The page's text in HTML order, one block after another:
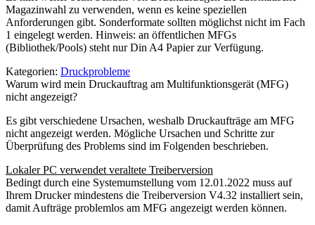
Magazinwahl zu verwenden, wenn es keine speziellen
Anforderungen gibt. Sonderformate sollten möglichst nicht im Fach
1 eingelegt werden. Hinweis: an öffentlichen MFGs
(Bibliothek/Pools) steht nur Din A4 Papier zur Verfügung.
Kategorien: Druckprobleme
Warum wird mein Druckauftrag am Multifunktionsgerät (MFG)
nicht angezeigt?
Es gibt verschiedene Ursachen, weshalb Druckaufträge am MFG
nicht angezeigt werden. Mögliche Ursachen und Schritte zur
Überprüfung des Problems sind im Folgenden beschrieben.
Lokaler PC verwendet veraltete Treiberversion
Bedingt durch eine Systemumstellung vom 12.01.2022 muss auf
Ihrem Drucker mindestens die Treiberversion V4.32 installiert sein,
damit Aufträge problemlos am MFG angezeigt werden können.